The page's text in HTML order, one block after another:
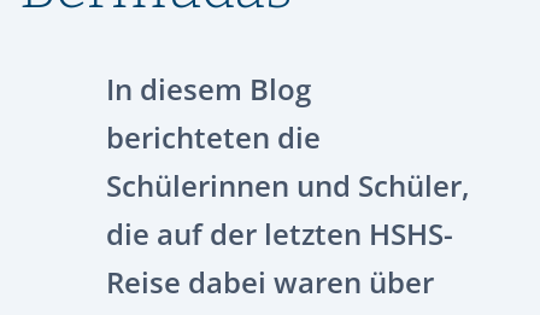
In diesem Blog
berichteten die
Schülerinnen und Schüler,
die auf der letzten HSHS-
Reise dabei waren über